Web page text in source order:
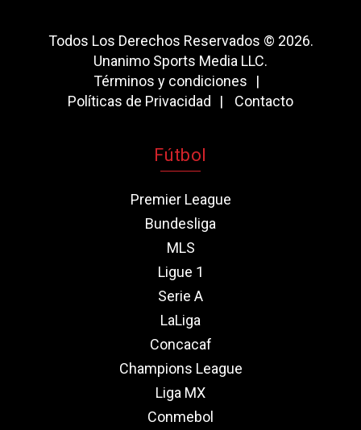
Todos Los Derechos Reservados © 2026.
Unanimo Sports Media LLC.
Términos y condiciones
Políticas de Privacidad
Contacto
Fútbol
Premier League
Bundesliga
MLS
Ligue 1
Serie A
LaLiga
Concacaf
Champions League
Liga MX
Conmebol